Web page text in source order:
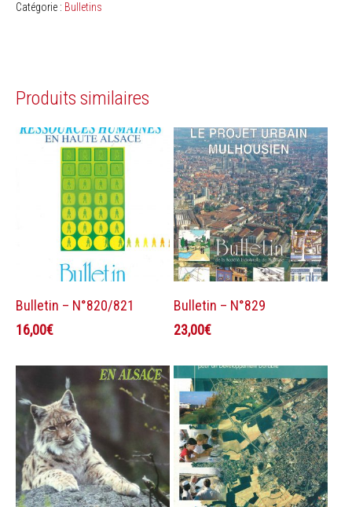
Catégorie : Bulletins
Produits similaires
Ajouter au panier
Bulletin – N°820/821
16,00€
Ajouter au panier
Bulletin – N°829
23,00€